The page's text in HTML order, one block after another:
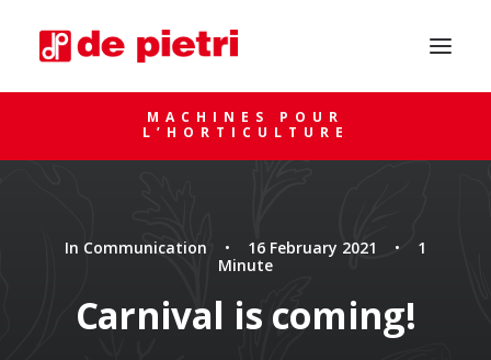
MACHINES POUR
L’HORTICULTURE
In Communication • 16 February 2021 •
1
Minute
Carnival is coming!